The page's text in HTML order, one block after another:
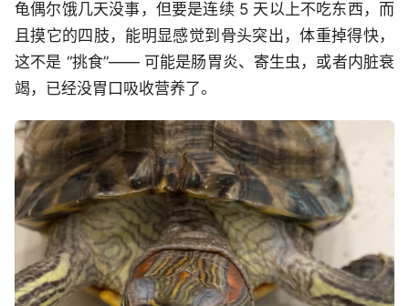
龟偶尔饿几天没事，但要是连续 5 天以上不吃东西，而
且摸它的四肢，能明显感觉到骨头突出，体重掉得快，
这不是 “挑食”—— 可能是肠胃炎、寄生虫，或者内脏衰
竭，已经没胃口吸收营养了。